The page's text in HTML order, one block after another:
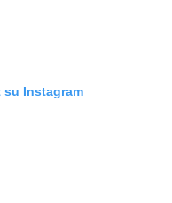
su Instagram